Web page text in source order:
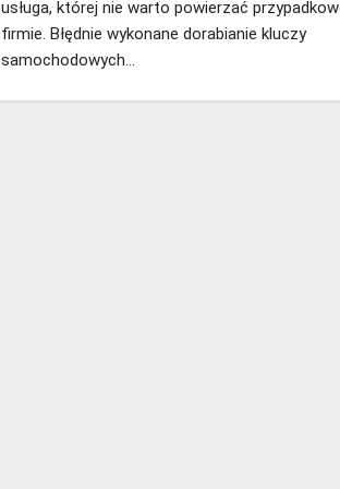
usługa, której nie warto powierzać
firmie. Błędnie wykonane dorabianie kluczy
samochodowych…